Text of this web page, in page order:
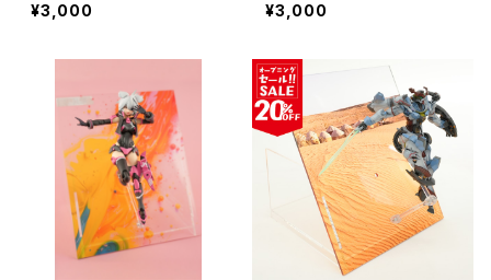
¥3,000
¥3,000